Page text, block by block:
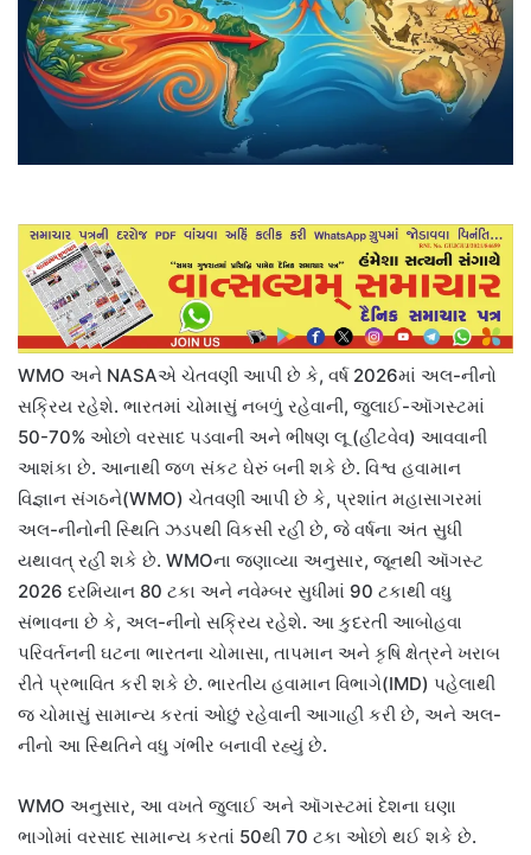
WMO અને NASAએ ચેતવણી આપી છે કે, વર્ષ 2026માં અલ-નીનો
સક્રિય રહેશે. ભારતમાં ચોમાસું નબળું રહેવાની, જુલાઈ-ઑગસ્ટમાં
50-70% ઓછો વરસાદ પડવાની અને ભીષણ લૂ (હીટવેવ) આવવાની
આશંકા છે. આનાથી જળ સંકટ ઘેરું બની શકે છે. વિશ્વ હવામાન
વિજ્ઞાન સંગઠને(WMO) ચેતવણી આપી છે કે, પ્રશાંત મહાસાગરમાં
અલ-નીનોની સ્થિતિ ઝડપથી વિકસી રહી છે, જે વર્ષના અંત સુધી
યથાવત્ રહી શકે છે. WMOના જણાવ્યા અનુસાર, જૂનથી ઑગસ્ટ
2026 દરમિયાન 80 ટકા અને નવેમ્બર સુધીમાં 90 ટકાથી વધુ
સંભાવના છે કે, અલ-નીનો સક્રિય રહેશે. આ કુદરતી આબોહવા
પરિવર્તનની ઘટના ભારતના ચોમાસા, તાપમાન અને કૃષિ ક્ષેત્રને ખરાબ
રીતે પ્રભાવિત કરી શકે છે. ભારતીય હવામાન વિભાગે(IMD) પહેલાથી
જ ચોમાસું સામાન્ય કરતાં ઓછું રહેવાની આગાહી કરી છે, અને અલ-
નીનો આ સ્થિતિને વધુ ગંભીર બનાવી રહ્યું છે.
WMO અનુસાર, આ વખતે જુલાઈ અને ઑગસ્ટમાં દેશના ઘણા
ભાગોમાં વરસાદ સામાન્ય કરતાં 50થી 70 ટકા ઓછો થઈ શકે છે.